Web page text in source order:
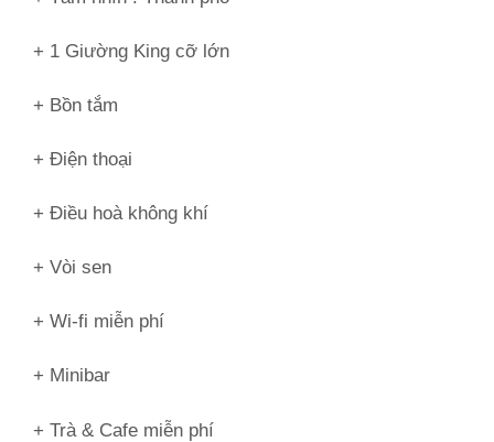
+ 1 Giường King cỡ lớn
+ Bồn tắm
+ Điện thoại
+ Điều hoà không khí
+ Vòi sen
+ Wi-fi miễn phí
+ Minibar
+ Trà & Cafe miễn phí